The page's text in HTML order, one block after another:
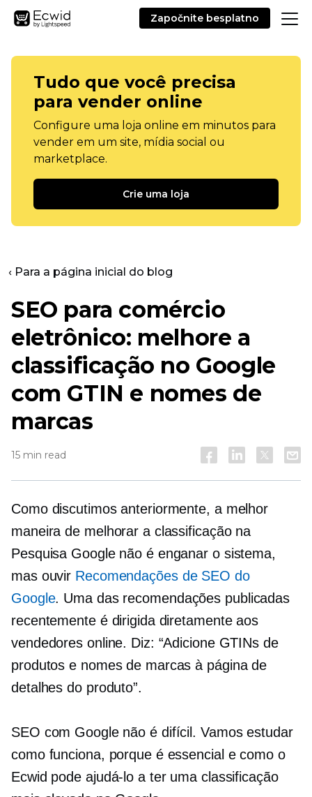
Započnite besplatno
Tudo que você precisa
para vender online
Configure uma loja online em minutos para
vender em um site, mídia social ou
marketplace.
Crie uma loja
‹ Para a página inicial do blog
SEO para comércio
eletrônico: melhore a
classificação no Google
com GTIN e nomes de
marcas
15 min read
Como discutimos anteriormente, a melhor
maneira de melhorar a classificação na
Pesquisa Google não é enganar o sistema,
mas ouvir Recomendações de SEO do
Google. Uma das recomendações publicadas
recentemente é dirigida diretamente aos
vendedores online. Diz: “Adicione GTINs de
produtos e nomes de marcas à página de
detalhes do produto”.
SEO com Google não é difícil. Vamos estudar
como funciona, porque é essencial e como o
Ecwid pode ajudá-lo a ter uma classificação